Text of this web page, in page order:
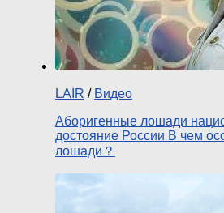
LAIR / Видео
Аборигенные лошади
достояние России В чем
лошади？